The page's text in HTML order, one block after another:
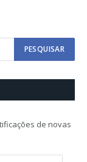
de novas